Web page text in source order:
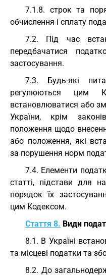
7.1.8. строк та
обчислення і сплату
7.2. Під час
передбачатися
застосування.
7.3. Будь-які
регулюються цим
встановлюватися або
України, крім
положення щодо
або положення, які
за порушення норм
7.4. Елементи
статті, підстави для
порядок їх
цим Кодексом.
Стаття 8. Види
8.1. В Україні
та місцеві податки та
8.2. До